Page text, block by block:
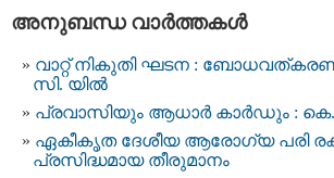
അനുബന്ധ വാര്‍ത്തകള്‍
വാറ്റ് നികുതി ഘടന :
സി. യിൽ
പ്രവാസിയും ആധാർ കാർഡും : കെ.
ഏകീകൃത ദേശീയ ആരോഗ്യ പരി
പ്രസിദ്ധമായ തീരുമാനം